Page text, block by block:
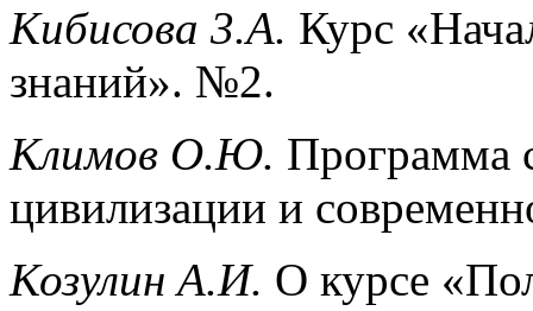
Кибисова 3.А. Курс
знаний». №2.
Климов О.Ю. Программа
цивилизации и
Козулин А.И. О курсе